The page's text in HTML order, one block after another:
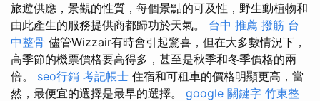
旅遊供應，景觀的性質，每個景點的可及性，野生動植物和
由此產生的服務提供商都歸功於天氣。 台中 推薦 撥筋 台
中整骨 儘管Wizzair有時會引起驚喜，但在大多數情況下，
高季節的機票價格要高得多，甚至是秋季和冬季價格的兩
倍。 seo行銷 考記帳士 住宿和可租車的價格明顯更高，當
然，最便宜的選擇是最早的選擇。 google 關鍵字 竹東整